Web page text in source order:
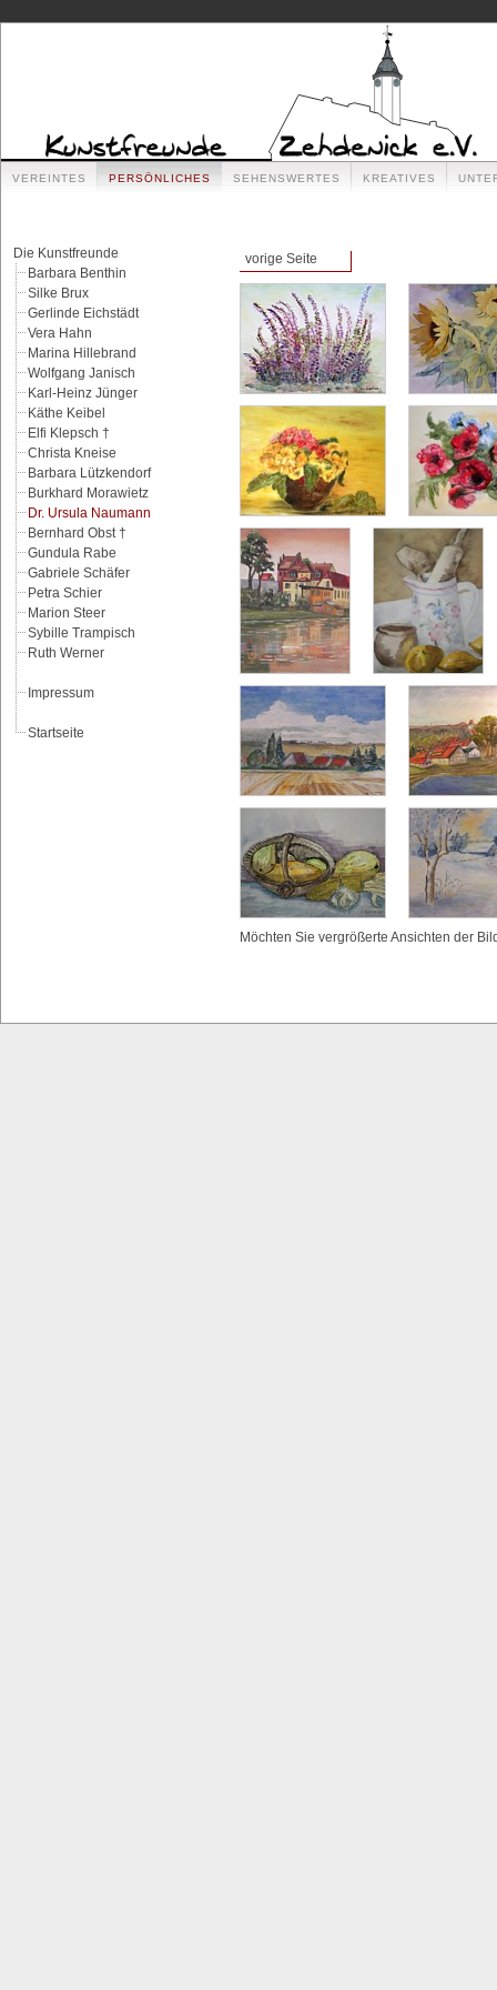
VEREINTES PERSÖNLICHES SEHENSWERTES KREATIVES
Die Kunstfreunde
Barbara Benthin
Silke Brux
Gerlinde Eichstädt
Vera Hahn
Marina Hillebrand
Wolfgang Janisch
Karl-Heinz Jünger
Käthe Keibel
Elfi Klepsch †
Christa Kneise
Barbara Lützkendorf
Burkhard Morawietz
Dr. Ursula Naumann
Bernhard Obst †
Gundula Rabe
Gabriele Schäfer
Petra Schier
Marion Steer
Sybille Trampisch
Ruth Werner
Impressum
Startseite
vorige Seite
Möchten Sie vergrößerte Ansichten der